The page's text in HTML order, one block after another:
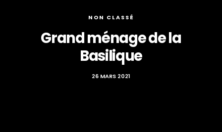
NON CLASSÉ
Grand ménage de la
Basilique
26 MARS 2021